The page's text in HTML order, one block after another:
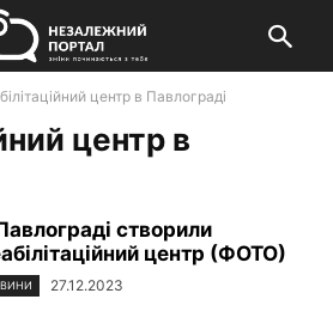
центр в Павлограді
центр в
створили
центр (ФОТО)
27.12.2023